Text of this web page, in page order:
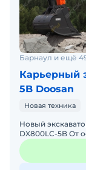
Барнаул и ещё
Карьерный
5B Doosan
Новая техника
Новый
DX800LC-5B От официального дилера — техника,
проверенная